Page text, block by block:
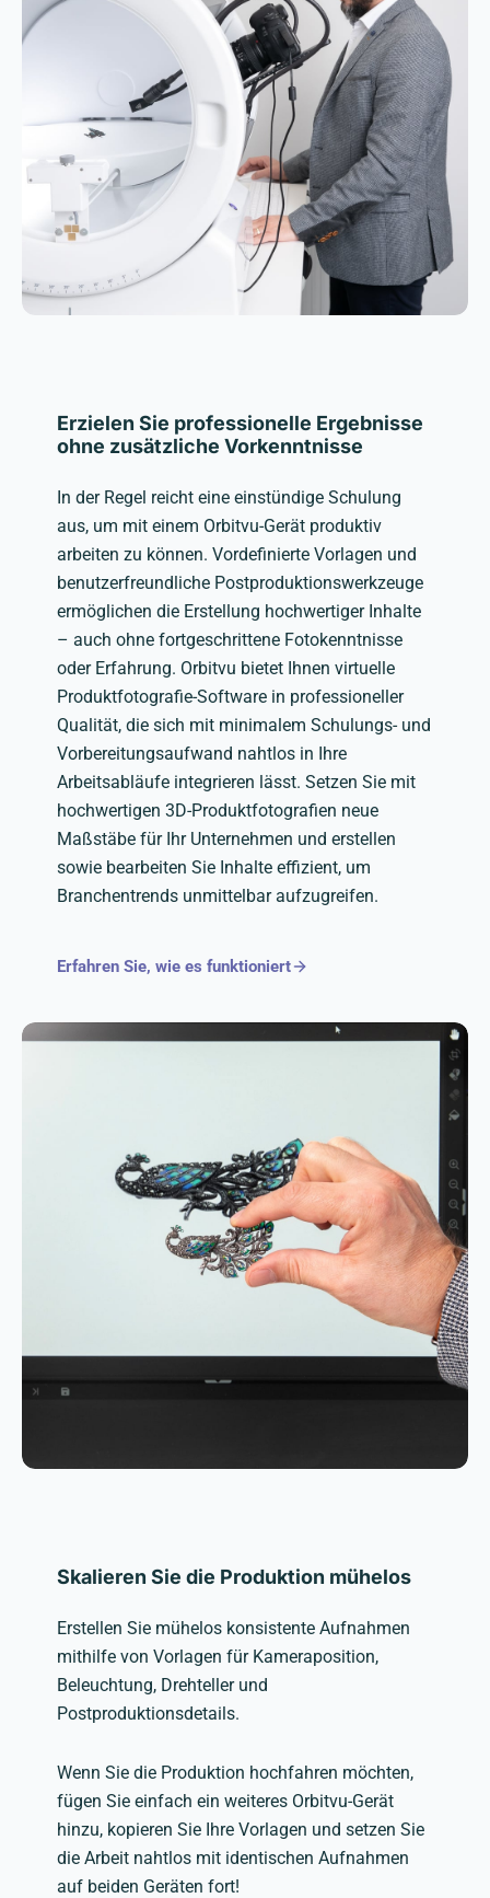
Erzielen Sie professionelle Ergebnisse
ohne zusätzliche Vorkenntnisse
In der Regel reicht eine einstündige Schulung
aus, um mit einem Orbitvu-Gerät produktiv
arbeiten zu können. Vordefinierte Vorlagen und
benutzerfreundliche Postproduktionswerkzeuge
ermöglichen die Erstellung hochwertiger Inhalte
– auch ohne fortgeschrittene Fotokenntnisse
oder Erfahrung. Orbitvu bietet Ihnen virtuelle
Produktfotografie-Software in professioneller
Qualität, die sich mit minimalem Schulungs- und
Vorbereitungsaufwand nahtlos in Ihre
Arbeitsabläufe integrieren lässt. Setzen Sie mit
hochwertigen 3D-Produktfotografien neue
Maßstäbe für Ihr Unternehmen und erstellen
sowie bearbeiten Sie Inhalte effizient, um
Branchentrends unmittelbar aufzugreifen.
Erfahren Sie, wie es funktioniert
Skalieren Sie die Produktion mühelos
Erstellen Sie mühelos konsistente Aufnahmen
mithilfe von Vorlagen für Kameraposition,
Beleuchtung, Drehteller und
Postproduktionsdetails.
Wenn Sie die Produktion hochfahren möchten,
fügen Sie einfach ein weiteres Orbitvu-Gerät
hinzu, kopieren Sie Ihre Vorlagen und setzen Sie
die Arbeit nahtlos mit identischen Aufnahmen
auf beiden Geräten fort!